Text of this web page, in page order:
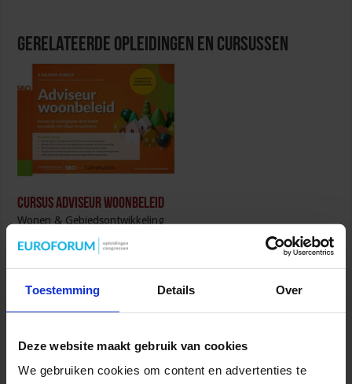
Toestemming Details Over
Deze website maakt gebruik van cookies
We gebruiken cookies om content en advertenties te
Gerelateerde Opleidingen en Cursussen
Cursus Adviseur woonbeleid
Wonen & Gebiedsontwikkeling
Cursus Wonen en zorg in de praktijk